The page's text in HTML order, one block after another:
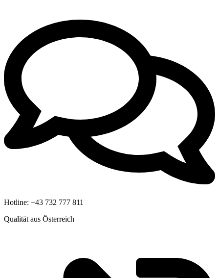
Hotline: +43 732 777 811
Qualität aus Österreich